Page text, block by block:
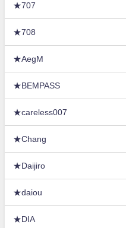
★707
★708
★AegM
★BEMPASS
★careless007
★Chang
★Daijiro
★daiou
★DIA